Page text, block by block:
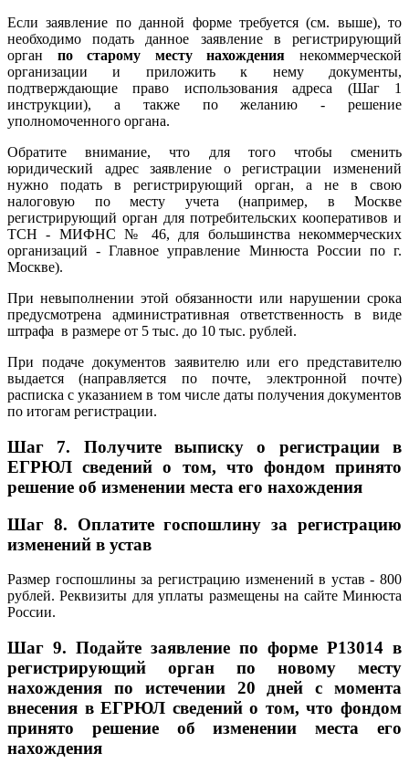
Если заявление по данной форме требуется (см. выше), то
необходимо подать данное заявление в регистрирующий
орган по старому месту нахождения некоммерческой
организации и приложить к нему документы,
подтверждающие право использования адреса (Шаг 1
инструкции), а также по желанию - решение
уполномоченного органа.
Обратите внимание, что для того чтобы сменить
юридический адрес заявление о регистрации изменений
нужно подать в регистрирующий орган, а не в свою
налоговую по месту учета (например, в Москве
регистрирующий орган для потребительских кооперативов и
ТСН - МИФНС № 46, для большинства некоммерческих
организаций - Главное управление Минюста России по г.
Москве).
При невыполнении этой обязанности или нарушении срока
предусмотрена административная ответственность в виде
штрафа в размере от 5 тыс. до 10 тыс. рублей.
При подаче документов заявителю или его представителю
выдается (направляется по почте, электронной почте)
расписка с указанием в том числе даты получения документов
по итогам регистрации.
Шаг 7. Получите выписку о регистрации в
ЕГРЮЛ сведений о том, что фондом принято
решение об изменении места его нахождения
Шаг 8. Оплатите госпошлину за регистрацию
изменений в устав
Размер госпошлины за регистрацию изменений в устав - 800
рублей. Реквизиты для уплаты размещены на сайте Минюста
России.
Шаг 9. Подайте заявление по форме P13014 в
регистрирующий орган по новому месту
нахождения по истечении 20 дней с момента
внесения в ЕГРЮЛ сведений о том, что фондом
принято решение об изменении места его
нахождения